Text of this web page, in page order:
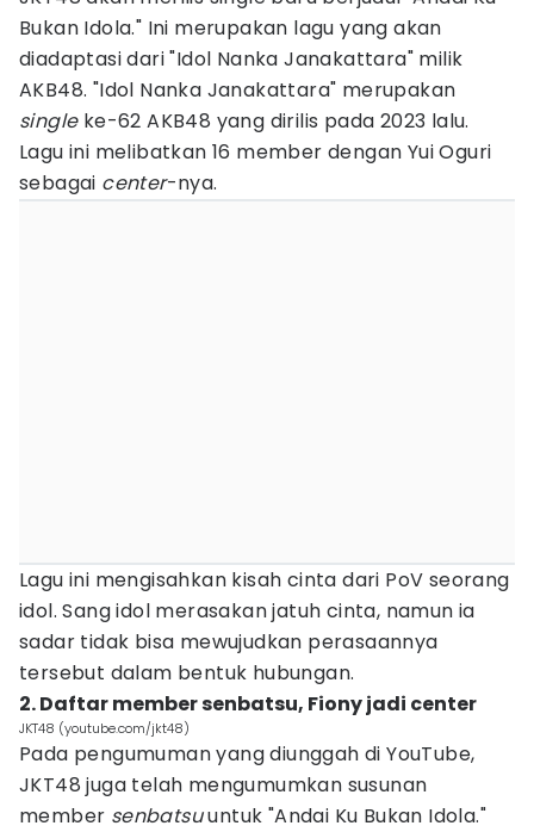
Bukan Idola." Ini merupakan lagu yang akan
diadaptasi dari "Idol Nanka Janakattara" milik
AKB48. "Idol Nanka Janakattara" merupakan
singleke-62 AKB48 yang dirilis pada 2023 lalu.
Lagu ini melibatkan 16 member dengan Yui Oguri
sebagai center-nya.
Lagu ini mengisahkan kisah cinta dari PoV seorang
idol. Sang idol merasakan jatuh cinta, namun ia
sadar tidak bisa mewujudkan perasaannya
tersebut dalam bentuk hubungan.
2. Daftar member senbatsu, Fiony jadi center
JKT48 (youtube.com/jkt48)
Pada pengumuman yang diunggah di YouTube,
JKT48 juga telah mengumumkan susunan
member senbatsuuntuk "Andai Ku Bukan Idola."